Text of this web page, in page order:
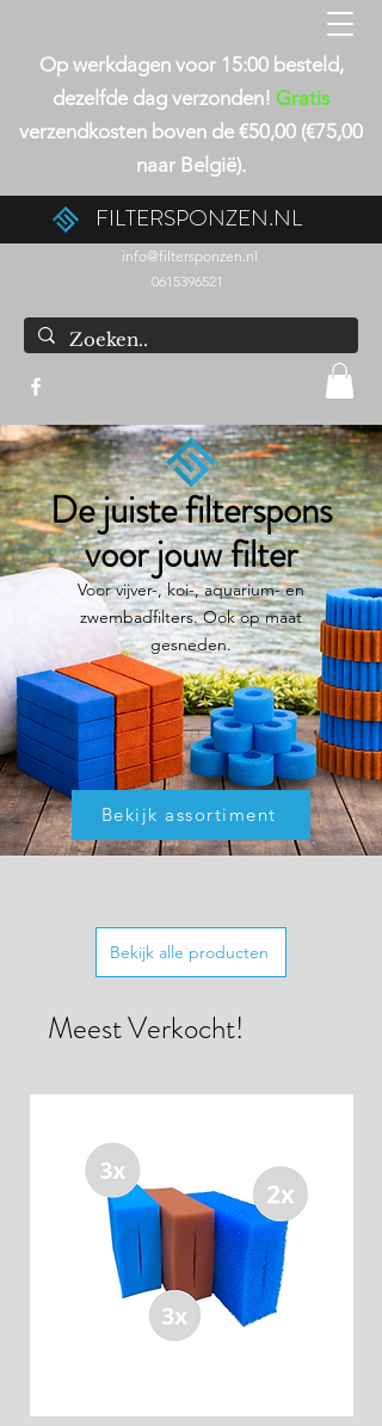
Op werkdagen voor 15:00 besteld,
dezelfde dag verzonden! Gratis
verzendkosten boven de €50,00 (€75,00
naar België).
FILTERSPONZEN.NL
info@filtersponzen.nl
0615396521
De juiste filterspons
voor jouw filter
Voor vijver-, koi-, aquarium- en
zwembadfilters. Ook op maat
gesneden.
Bekijk assortiment
Bekijk alle producten
Meest Verkocht!